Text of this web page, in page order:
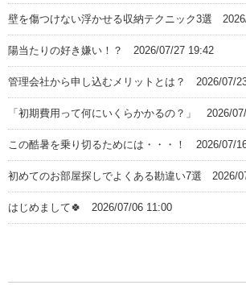
壁を傷つけない浮かせる収納テクニック3選
陽当たりの好き嫌い！？ 2026/07/27 19:42
管理会社から申し込むメリットとは？ 2026/07/
「初期費用って何にいくらかかるの？」 2026/
この酷暑を乗り切るためには・・・！ 2026/07/
初めてのお部屋探しでよくある勘違い7選 2026/
はじめまして🍀 2026/07/06 11:00